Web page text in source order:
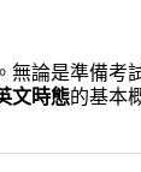
無論是準備考
文時態的基本